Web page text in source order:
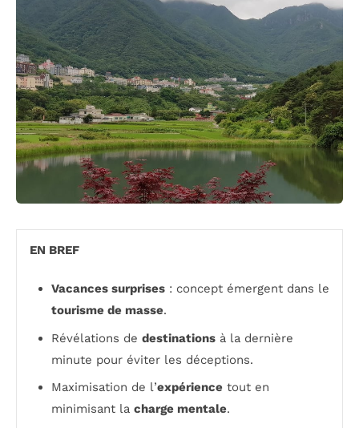
EN BREF
Vacances surprises : concept émergent dans le
tourisme de masse.
Révélations de destinations à la dernière
minute pour éviter les déceptions.
Maximisation de l’expérience tout en
minimisant la charge mentale.